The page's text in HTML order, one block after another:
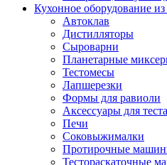
Кухонное оборудование
Автоклав
Дистилляторы
Сыроварни
Планетарные
Тестомесы
Лапшерезки
Формы для равиоли
Аксессуары для
Печи
Соковыжималки
Протирочные
Тестораскаточные